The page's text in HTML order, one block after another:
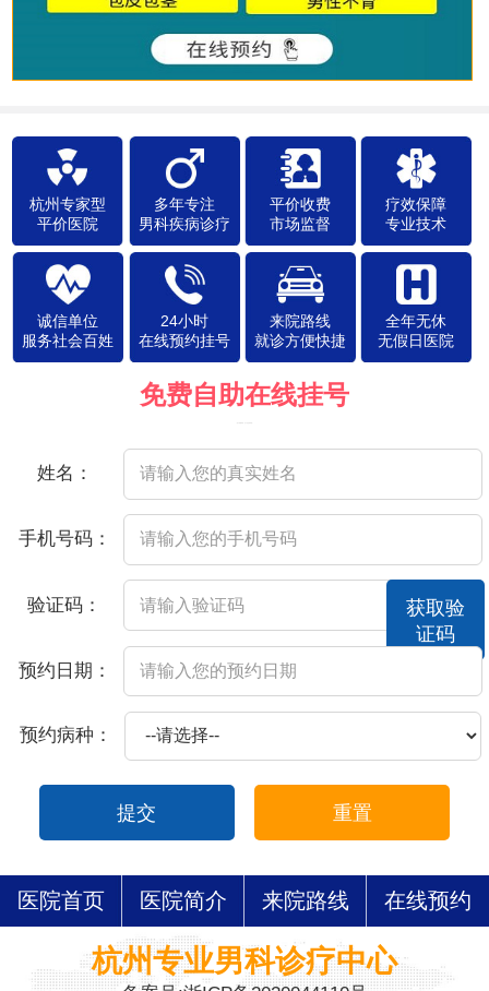
杭州专家型
平价医院
多年专注
男科疾病诊疗
平价收费
市场监督
疗效保障
专业技术
诚信单位
服务社会百姓
24小时
在线预约挂号
来院路线
就诊方便快捷
全年无休
无假日医院
免费自助在线挂号
姓名：
手机号码：
验证码：
获取验
证码
预约日期：
预约病种：
提交 重置
医院首页 医院简介 来院路线 在线预约
杭州专业男科诊疗中心